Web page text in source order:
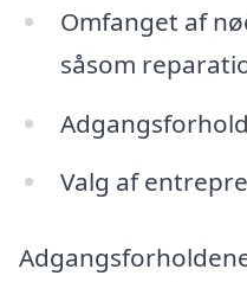
Omfanget af
såsom
Valg af